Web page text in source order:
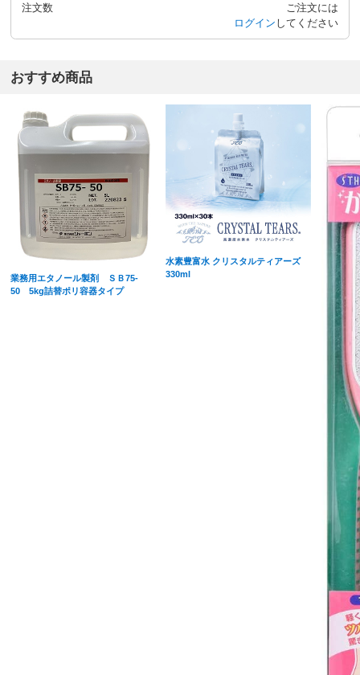
注文数
ご注文には
ログイン してください
おすすめ商品
業務用エタノール製剤 ＳＢ75-
50 5kg詰替ポリ容器タイプ
水素豊富水 クリスタルティアーズ
330ml